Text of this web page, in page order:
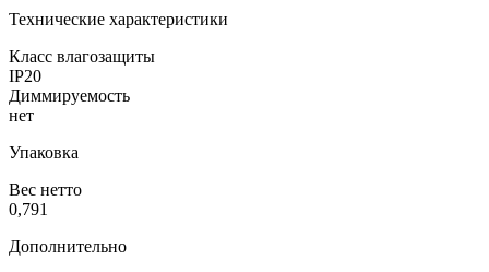
Технические характеристики
Класс влагозащиты
IP20
Диммируемость
нет
Упаковка
Вес нетто
0,791
Дополнительно